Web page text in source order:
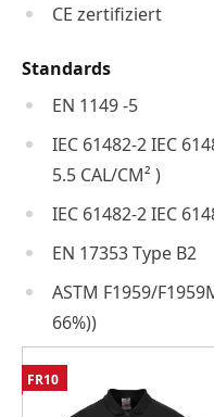
CE zertifiziert
Standards
EN 1149 -5
IEC 61482-2 IEC
5.5 CAL/CM² )
IEC 61482-2 IEC
EN 17353 Type B2
ASTM F1959/
66%))
FR10